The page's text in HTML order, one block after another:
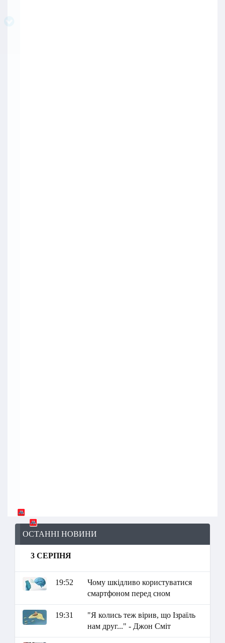
ОСТАННІ НОВИНИ
3 СЕРПНЯ
19:52
Чому шкідливо користуватися
смартфоном перед сном
19:31
"Я колись теж вірив, що Ізраїль
нам друг..." - Джон Сміт